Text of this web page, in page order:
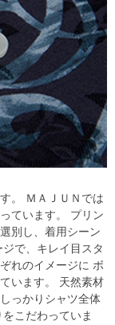
。 ＭＡＪＵＮでは
ています。 プリン
別し、着用シーン
で、キレイ目スタ
れのイメージに ボ
います。 天然素材
っかりシャツ全体
こだわっていま